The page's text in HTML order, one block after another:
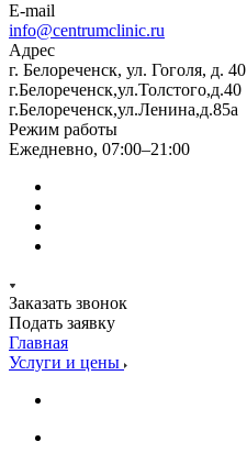
E-mail
info@centrumclinic.ru
Адрес
г. Белореченск, ул. Гоголя, д. 40
г.Белореченск,ул.Толстого,д.40
г.Белореченск,ул.Ленина,д.85а
Режим работы
Ежедневно, 07:00–21:00
Заказать звонок
Подать заявку
Главная
Услуги и цены